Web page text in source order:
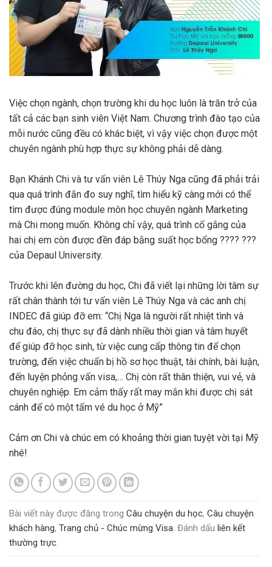
Việc chọn ngành, chọn trường khi du học luôn là trăn trở của
tất cả các bạn sinh viên Việt Nam. Chương trình đào tạo của
mỗi nước cũng đều có khác biệt, vì vậy việc chọn được một
chuyên ngành phù hợp thực sự không phải dễ dàng.
Bạn Khánh Chi và tư vấn viên Lê Thúy Nga cũng đã phải trải
qua quá trình đắn đo suy nghĩ, tìm hiểu kỹ càng mới có thể
tìm được đúng module môn học chuyên ngành Marketing
mà Chi mong muốn. Không chỉ vậy, quá trình cố gắng của
hai chị em còn được đền đáp bằng suất học bổng ???? ???
của Depaul University.
Trước khi lên đường du học, Chi đã viết lại những lời tâm sự
rất chân thành tới tư vấn viên Lê Thúy Nga và các anh chị
INDEC đã giúp đỡ em: “Chị Nga là người rất nhiệt tình và
chu đáo, chị thực sự đã dành nhiều thời gian và tâm huyết
để giúp đỡ học sinh, từ việc cung cấp thông tin để chọn
trường, đến việc chuẩn bị hồ sơ học thuật, tài chính, bài luận,
đến luyện phỏng vấn visa,… Chị còn rất thân thiện, vui vẻ, và
chuyên nghiệp. Em cảm thấy rất may mắn khi được chị sát
cánh để có một tấm vé du học ở Mỹ”
Cảm ơn Chi và chúc em có khoảng thời gian tuyệt vời tại Mỹ
nhé!
Bài viết này được đăng trong Câu chuyện du học, Câu chuyện
khách hàng, Trang chủ - Chúc mừng Visa. Đánh dấu liên kết
thường trực.